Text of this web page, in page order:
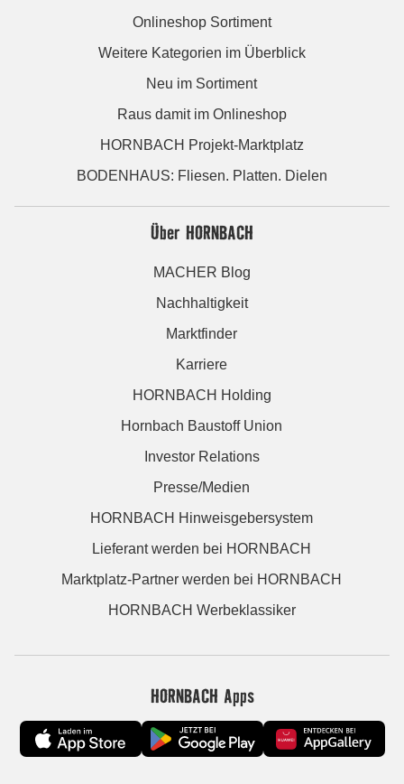
Onlineshop Sortiment
Weitere Kategorien im Überblick
Neu im Sortiment
Raus damit im Onlineshop
HORNBACH Projekt-Marktplatz
BODENHAUS: Fliesen. Platten. Dielen
Über HORNBACH
MACHER Blog
Nachhaltigkeit
Marktfinder
Karriere
HORNBACH Holding
Hornbach Baustoff Union
Investor Relations
Presse/Medien
HORNBACH Hinweisgebersystem
Lieferant werden bei HORNBACH
Marktplatz-Partner werden bei HORNBACH
HORNBACH Werbeklassiker
HORNBACH Apps